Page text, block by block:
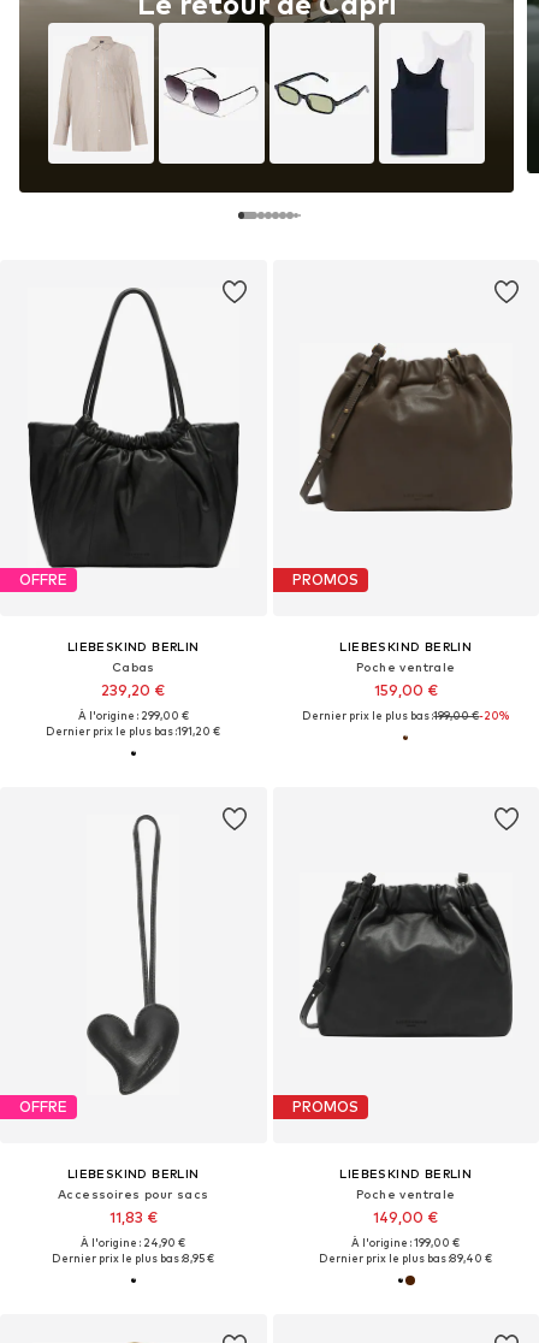
OFFRE
LIEBESKIND BERLIN
Cabas
239,20 €
À l'origine : 299,00 €
Dernier prix le plus bas :191,20 €
PROMOS
LIEBESKIND BERLIN
Poche ventrale
159,00 €
Dernier prix le plus bas :199,00 €-20%
OFFRE
LIEBESKIND BERLIN
Accessoires pour sacs
11,83 €
À l'origine : 24,90 €
Dernier prix le plus bas :8,95 €
PROMOS
LIEBESKIND BERLIN
Poche ventrale
149,00 €
À l'origine : 199,00 €
Dernier prix le plus bas :89,40 €